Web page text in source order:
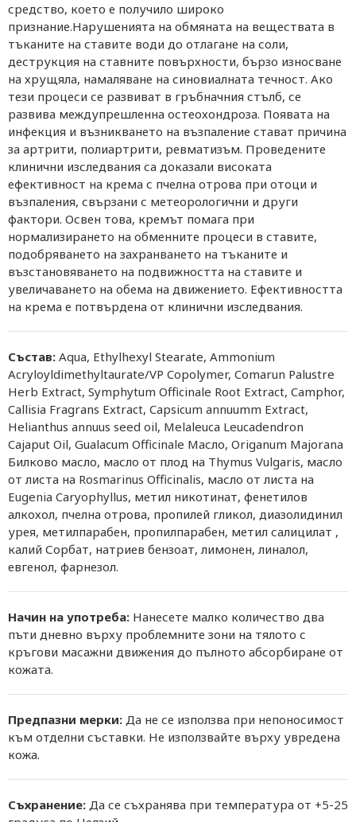
средство, което е получило широко
признание.Нарушенията на обмяната на веществата в
тъканите на ставите води до отлагане на соли,
деструкция на ставните повърхности, бързо износване
на хрущяла, намаляване на синовиалната течност. Ако
тези процеси се развиват в гръбначния стълб, се
развива междупрешленна остеохондроза. Появата на
инфекция и възникването на възпаление стават причина
за артрити, полиартрити, ревматизъм. Проведените
клинични изследвания са доказали високата
ефективност на крема с пчелна отрова при отоци и
възпаления, свързани с метеорологични и други
фактори. Освен това, кремът помага при
нормализирането на обменните процеси в ставите,
подобряването на захранването на тъканите и
възстановяването на подвижността на ставите и
увеличаването на обема на движението. Ефективността
на крема е потвърдена от клинични изследвания.
Състав: Aqua, Ethylhexyl Stearate, Ammonium
Acryloyldimethyltaurate/VP Copolymer, Comarun Palustre
Herb Extract, Symphytum Officinale Root Extract, Camphor,
Callisia Fragrans Extract, Capsicum annuumm Extract,
Helianthus annuus seed oil, Melaleuca Leucadendron
Cajaput Oil, Gualacum Officinale Масло, Origanum Majorana
Билково масло, масло от плод на Thymus Vulgaris, масло
от листа на Rosmarinus Officinalis, масло от листа на
Eugenia Caryophyllus, метил никотинат, фенетилов
алкохол, пчелна отрова, пропилей гликол, диазолидинил
урея, метилпарабен, пропилпарабен, метил салицилат ,
калий Сорбат, натриев бензоат, лимонен, линалол,
евгенол, фарнезол.
Начин на употреба: Нанесете малко количество два
пъти дневно върху проблемните зони на тялото с
кръгови масажни движения до пълното абсорбиране от
кожата.
Предпазни мерки: Да не се използва при непоносимост
към отделни съставки. Не използвайте върху увредена
кожа.
Съхранение: Да се ​​съхранява при температура от +5-25